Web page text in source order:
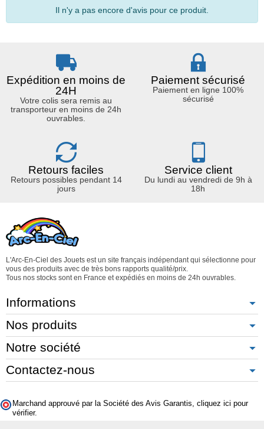
Il n'y a pas encore d'avis pour ce produit.
Expédition en moins de
24H
Votre colis sera remis au
transporteur en moins de 24h
ouvrables.
Paiement sécurisé
Paiement en ligne 100%
sécurisé
Retours faciles
Retours possibles pendant 14
jours
Service client
Du lundi au vendredi de 9h à
18h
L'Arc-En-Ciel des Jouets est un site français indépendant qui sélectionne pour
vous des produits avec de très bons rapports qualité/prix.
Tous nos stocks sont en France et expédiés en moins de 24h ouvrables.
Informations
Nos produits
Notre société
Contactez-nous
Marchand approuvé par la Société des Avis Garantis, cliquez ici pour
vérifier.